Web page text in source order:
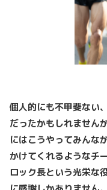
個人的にも不甲斐ない
だったかもしれません
にはこうやってみんな
かけてくれるようなチ
ロック長という光栄な